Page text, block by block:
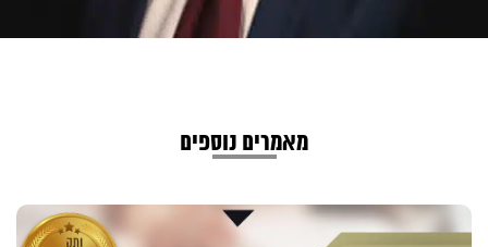
מאמרים נוספים